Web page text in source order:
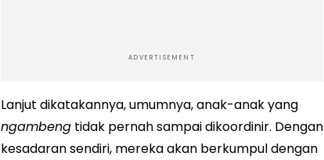
ADVERTISEMENT
Lanjut dikatakannya, umumnya, anak-anak yang
ngambeng tidak pernah sampai dikoordinir. Dengan
kesadaran sendiri, mereka akan berkumpul dengan